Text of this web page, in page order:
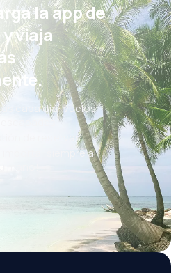
la app de
y viaja
cada día: vuelos,
de reservas
importa, siempre al